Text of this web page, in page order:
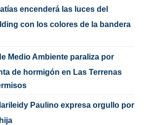
encenderá las luces del
con los colores de la bandera
Medio Ambiente paraliza por
de hormigón en Las Terrenas
Paulino expresa orgullo por